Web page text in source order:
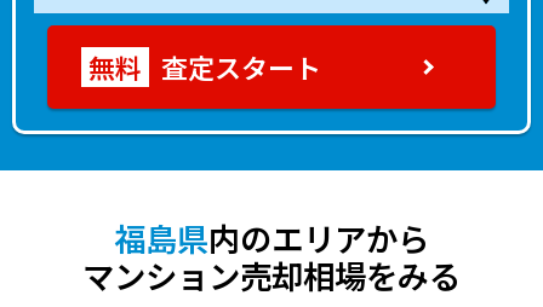
査定スタート
福島県内のエリアから
マンション売却相場をみる